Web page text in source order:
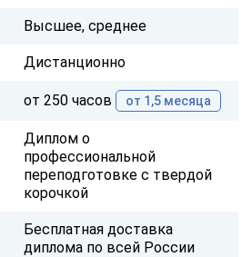
Высшее, среднее
Дистанционно
от 250 часов от 1,5 месяца
Диплом о
профессиональной
переподготовке с твердой
корочкой
Бесплатная доставка
диплома по всей России